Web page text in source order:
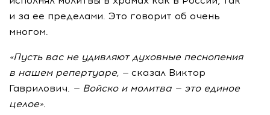
и за ее пределами. Это говорит об очень
многом.
«Пусть вас не удивляют духовные песнопения
в нашем репертуаре, — сказал Виктор
Гаврилович. — Войско и молитва — это единое
целое».